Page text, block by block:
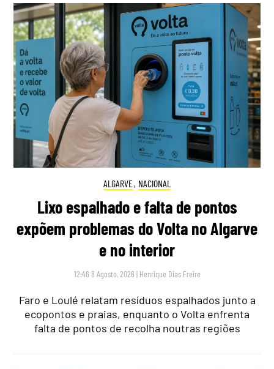
ALGARVE, NACIONAL
Lixo espalhado e falta de pontos
expõem problemas do Volta no Algarve
e no interior
12:46 8 Agosto, 2026 | Henrique Dias Freire
Faro e Loulé relatam resíduos espalhados junto a
ecopontos e praias, enquanto o Volta enfrenta
falta de pontos de recolha noutras regiões